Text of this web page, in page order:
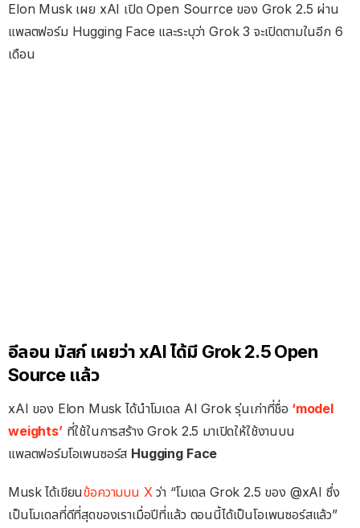
Elon Musk เผย xAI เปิด Open Sourrce ของ Grok 2.5 ผ่าน
แพลตฟอร์ม Hugging Face และระบุว่า Grok 3 จะเปิดตามในอีก 6
เดือน
อีลอน มัสก์ เผยว่า xAI ได้มี Grok 2.5 Open
Source แล้ว
xAI ของ Elon Musk ได้นำโมเดล AI Grok รุ่นเก่าที่ชื่อ ‘model
weights’ ที่ใช้ในการสร้าง Grok 2.5 มาเปิดให้ใช้งานบน
แพลตฟอร์มโอเพนซอร์ส Hugging Face
Musk ได้เขียนข้อความบน Xว่า “โมเดล Grok 2.5 ของ @xAI ซึ่ง
เป็นโมเดลที่ดีที่สุดของเราเมื่อปีที่แล้ว ตอนนี้ได้เป็นโอเพนซอร์สแล้ว”